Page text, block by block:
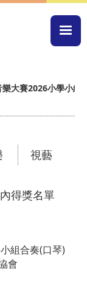
大賽2026小學小組
視藝
得獎名單
組合奏(口琴)
會